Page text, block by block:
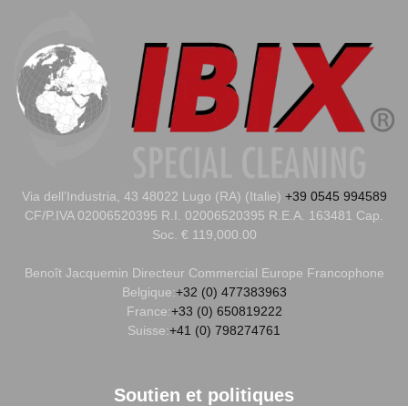
Via dell’Industria, 43 48022 Lugo (RA) (Italie) +39 0545 994589
CF/P.IVA 02006520395 R.I. 02006520395 R.E.A. 163481 Cap.
Soc. € 119,000.00
Benoît Jacquemin Directeur Commercial Europe Francophone
Belgique:+32 (0) 477383963
France:+33 (0) 650819222
Suisse:+41 (0) 798274761
Soutien et politiques